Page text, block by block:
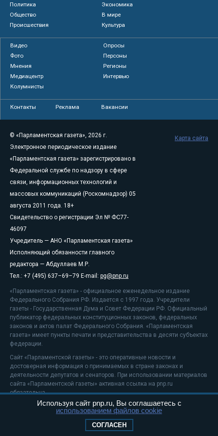
Политика
Экономика
Общество
В мире
Происшествия
Культура
Видео
Опросы
Фото
Персоны
Мнения
Регионы
Медиацентр
Интервью
Колумнисты
Контакты Реклама Вакансии
© «Парламентская газета», 2026 г.
Электронное периодическое издание
«Парламентская газета» зарегистрировано в
Федеральной службе по надзору в сфере
связи, информационных технологий и
массовых коммуникаций (Роскомнадзор) 05
августа 2011 года. 18+
Свидетельство о регистрации Эл № ФС77-
46097
Учредитель — АНО «Парламентская газета»
Исполняющий обязанности главного
редактора — Абдуллаев М.Р.
Тел.: +7 (495) 637–69–79 E-mail: pg@pnp.ru
«Парламентская газета» - официальное еженедельное издание
Федерального Собрания РФ. Издается с 1997 года. Учредители
газеты - Государственная Дума и Совет Федерации РФ. Официальный
публикатор федеральных конституционных законов, федеральных
законов и актов палат Федерального Собрания. «Парламентская
газета» имеет пункты печати и представительства в десяти субъектах
федерации.
Сайт «Парламентской газеты» - это оперативные новости и
достоверная информация о принимаемых в стране законах и
деятельности депутатов и сенаторов. При использовании материалов
сайта «Парламентской газеты» активная ссылка на pnp.ru
обязательна.
На информационном ресурсе применяютсярекомендательные
Положение о защите персональных данных
Карта сайта
Используя сайт pnp.ru, Вы соглашаетесь с
использованием файлов cookie
СОГЛАСЕН